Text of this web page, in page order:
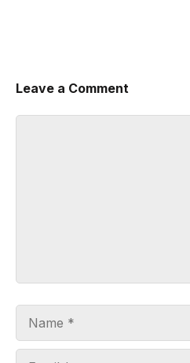
Leave a Comment